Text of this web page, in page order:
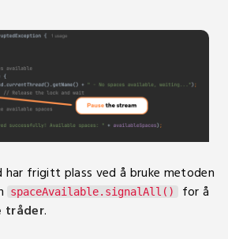
har frigitt plass ved å bruke metoden
spaceAvailable.signalAll()
for å
tråder.